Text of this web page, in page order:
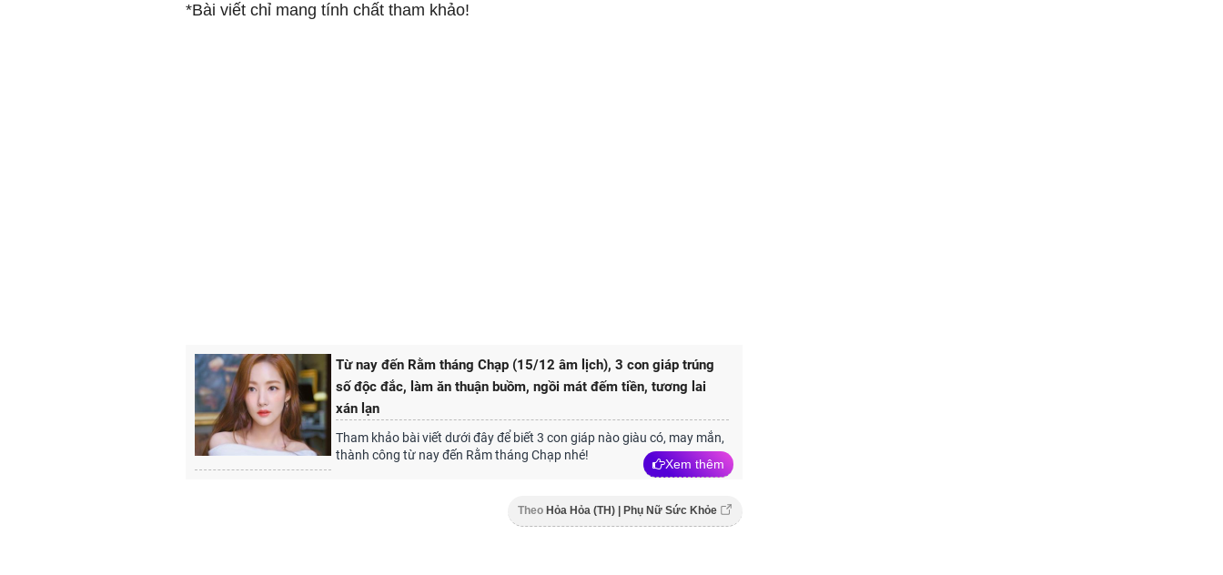
*Bài viết chỉ mang tính chất tham khảo!
Từ nay đến Rằm tháng Chạp (15/12 âm lịch), 3 con giáp trúng
số độc đắc, làm ăn thuận buồm, ngồi mát đếm tiền, tương lai
xán lạn
Tham khảo bài viết dưới đây để biết 3 con giáp nào giàu có, may mắn,
thành công từ nay đến Rằm tháng Chạp nhé!
Xem thêm
Theo Hỏa Hỏa (TH) | Phụ Nữ Sức Khỏe